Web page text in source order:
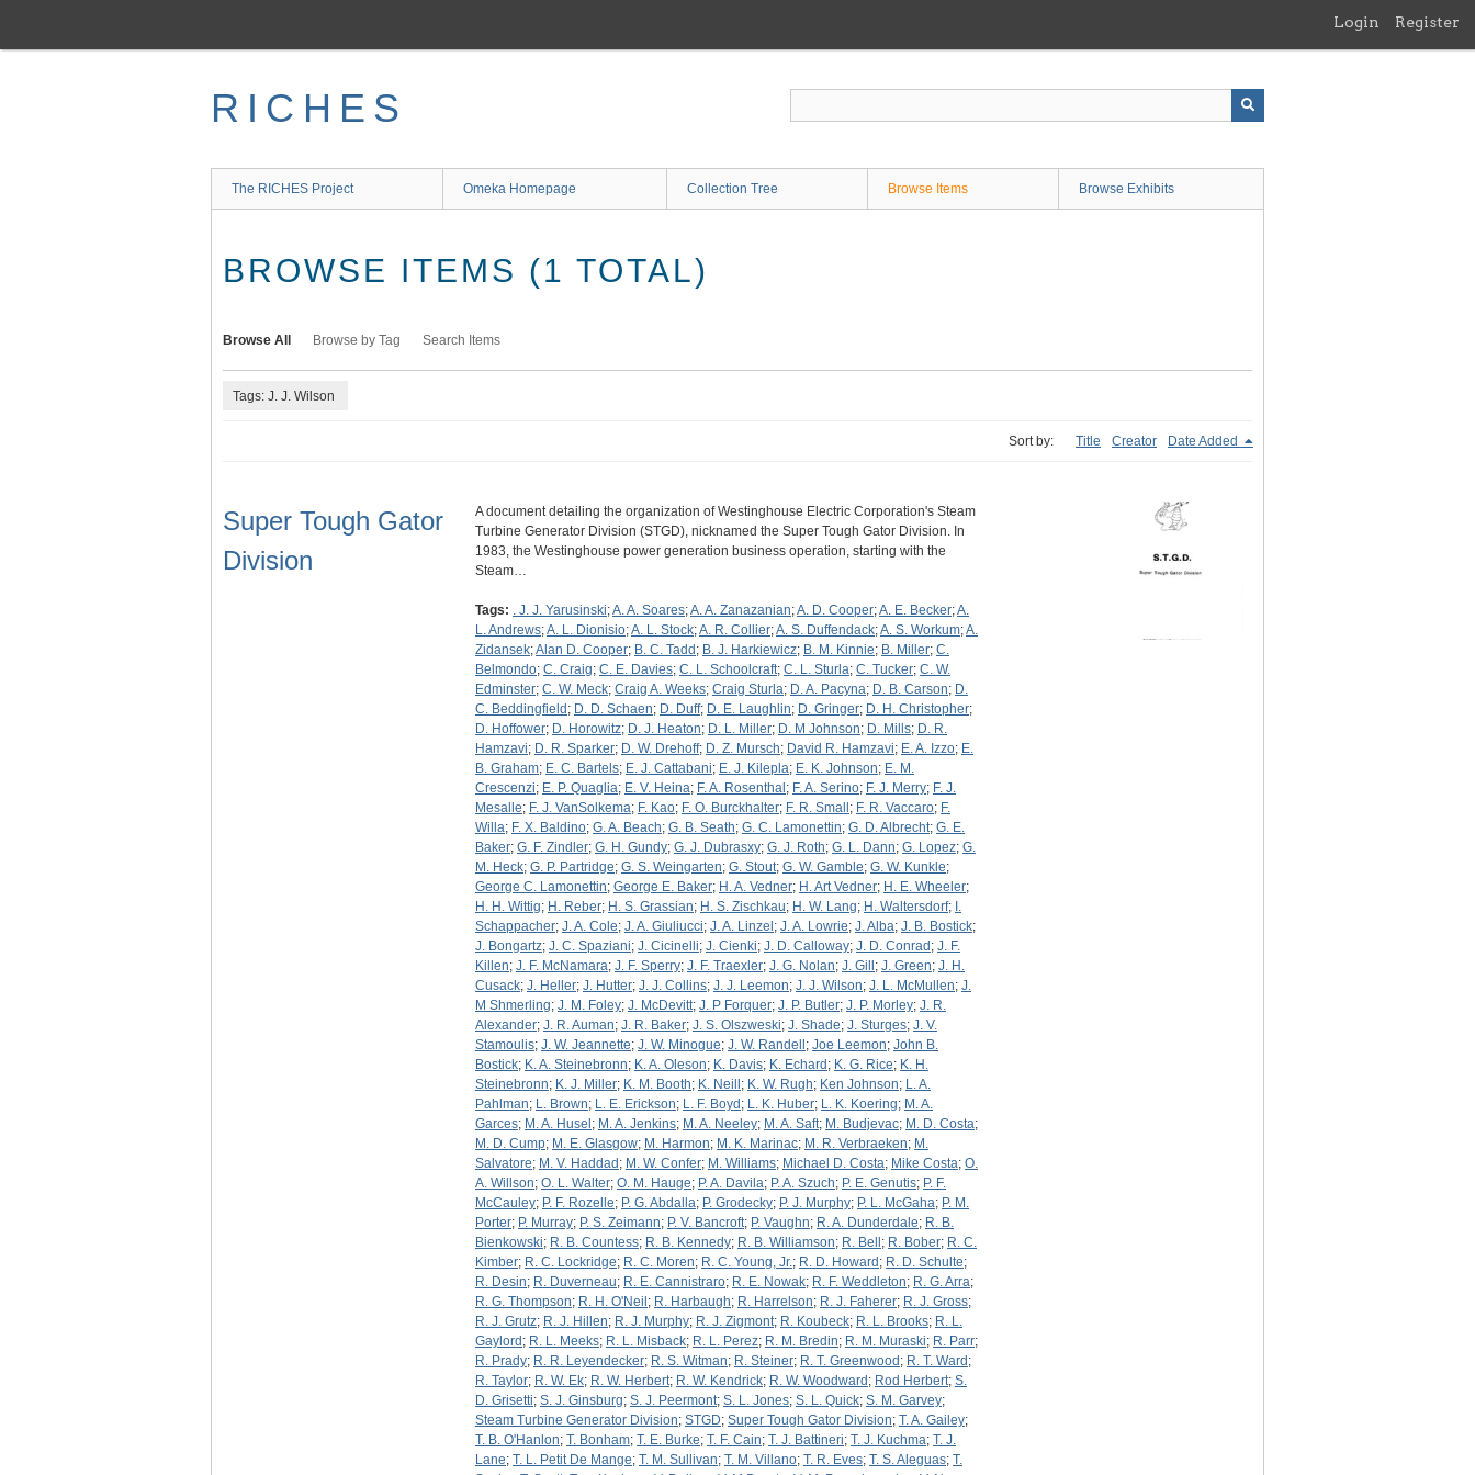
main
Login Register
RICHES
The RICHES Project Omeka Homepage Collection Tree Browse Items Browse Exhibits
BROWSE ITEMS (1 TOTAL)
Browse All Browse by Tag Search Items
Tags: J. J. Wilson
Sort by: Title Creator Date Added
Super Tough Gator
Division
A document detailing the organization of Westinghouse Electric Corporation's Steam
Turbine Generator Division (STGD), nicknamed the Super Tough Gator Division. In
1983, the Westinghouse power generation business operation, starting with the
Steam…
Tags: . J. J. Yarusinski;A. A. Soares;A. A. Zanazanian;A. D. Cooper;A. E. Becker;A.
L. Andrews;A. L. Dionisio;A. L. Stock;A. R. Collier;A. S. Duffendack;A. S. Workum;A.
Zidansek;Alan D. Cooper; B. C. Tadd ; B. J. Harkiewicz; B. M. Kinnie; B. Miller; C.
Belmondo; C. Craig; C. E. Davies; C. L. Schoolcraft; C. L. Sturla; C. Tucker; C. W.
Edminster; C. W. Meck; Craig A. Weeks; Craig Sturla; D. A. Pacyna; D. B. Carson; D.
C. Beddingfield ; D. D. Schaen; D. Duff; D. E. Laughlin; D. Gringer; D. H. Christopher;
D. Hoffower; D. Horowitz; D. J. Heaton; D. L. Miller; D. M Johnson; D. Mills; D. R.
Hamzavi; D. R. Sparker; D. W. Drehoff; D. Z. Mursch; David R. Hamzavi; E. A. Izzo; E.
B. Graham; E. C. Bartels; E. J. Cattabani; E. J. Kilepla; E. K. Johnson; E. M.
Crescenzi; E. P. Quaglia; E. V. Heina; F. A. Rosenthal ; F. A. Serino; F. J. Merry; F. J.
Mesalle; F. J. VanSolkema; F. Kao; F. O. Burckhalter; F. R. Small ; F. R. Vaccaro; F.
Willa; F. X. Baldino; G. A. Beach; G. B. Seath; G. C. Lamonettin; G. D. Albrecht; G. E.
Baker; G. F. Zindler; G. H. Gundy; G. J. Dubrasxy; G. J. Roth; G. L. Dann; G. Lopez; G.
M. Heck; G. P. Partridge; G. S. Weingarten; G. Stout; G. W. Gamble; G. W. Kunkle;
George C. Lamonettin; George E. Baker; H. A. Vedner; H. Art Vedner; H. E. Wheeler;
H. H. Wittig; H. Reber; H. S. Grassian; H. S. Zischkau; H. W. Lang; H. Waltersdorf; I.
Schappacher; J. A. Cole; J. A. Giuliucci; J. A. Linzel ; J. A. Lowrie; J. Alba; J. B. Bostick;
J. Bongartz; J. C. Spaziani; J. Cicinelli; J. Cienki; J. D. Calloway; J. D. Conrad ; J. F.
Killen; J. F. McNamara; J. F. Sperry; J. F. Traexler; J. G. Nolan; J. Gill ; J. Green; J. H.
Cusack; J. Heller; J. Hutter; J. J. Collins; J. J. Leemon; J. J. Wilson; J. L. McMullen; J.
M Shmerling; J. M. Foley; J. McDevitt; J. P Forquer; J. P. Butler; J. P. Morley; J. R.
Alexander; J. R. Auman; J. R. Baker; J. S. Olszweski; J. Shade; J. Sturges; J. V.
Stamoulis; J. W. Jeannette; J. W. Minogue; J. W. Randell ; Joe Leemon; John B.
Bostick; K. A. Steinebronn; K. A. Oleson; K. Davis; K. Echard ; K. G. Rice; K. H.
Steinebronn; K. J. Miller; K. M. Booth; K. Neill ; K. W. Rugh; Ken Johnson; L. A.
Pahlman; L. Brown; L. E. Erickson; L. F. Boyd ; L. K. Huber; L. K. Koering; M. A.
Garces; M. A. Husel ; M. A. Jenkins; M. A. Neeley; M. A. Saft; M. Budjevac; M. D. Costa;
M. D. Cump; M. E. Glasgow; M. Harmon; M. K. Marinac; M. R. Verbraeken; M.
Salvatore; M. V. Haddad ; M. W. Confer; M. Williams; Michael D. Costa; Mike Costa; O.
A. Willson; O. L. Walter; O. M. Hauge; P. A. Davila; P. A. Szuch; P. E. Genutis; P. F.
McCauley; P. F. Rozelle; P. G. Abdalla; P. Grodecky; P. J. Murphy; P. L. McGaha; P. M.
Porter; P. Murray; P. S. Zeimann; P. V. Bancroft; P. Vaughn; R. A. Dunderdale; R. B.
Bienkowski; R. B. Countess; R. B. Kennedy; R. B. Williamson; R. Bell ; R. Bober; R. C.
Kimber; R. C. Lockridge; R. C. Moren; R. C. Young, Jr.; R. D. Howard ; R. D. Schulte;
R. Desin; R. Duverneau; R. E. Cannistraro; R. E. Nowak; R. F. Weddleton; R. G. Arra;
R. G. Thompson; R. H. O'Neil ; R. Harbaugh; R. Harrelson; R. J. Faherer; R. J. Gross;
R. J. Grutz; R. J. Hillen; R. J. Murphy; R. J. Zigmont; R. Koubeck; R. L. Brooks; R. L.
Gaylord ; R. L. Meeks; R. L. Misback; R. L. Perez; R. M. Bredin; R. M. Muraski; R. Parr;
R. Prady; R. R. Leyendecker; R. S. Witman; R. Steiner; R. T. Greenwood ; R. T. Ward ;
R. Taylor; R. W. Ek; R. W. Herbert; R. W. Kendrick; R. W. Woodward ; Rod Herbert; S.
D. Grisetti; S. J. Ginsburg; S. J. Peermont; S. L. Jones; S. L. Quick; S. M. Garvey;
Steam Turbine Generator Division; STGD; Super Tough Gator Division; T. A. Gailey;
T. B. O'Hanlon; T. Bonham; T. E. Burke; T. F. Cain; T. J. Battineri; T. J. Kuchma; T. J.
Lane; T. L. Petit De Mange; T. M. Sullivan; T. M. Villano; T. R. Eves; T. S. Aleguas; T.